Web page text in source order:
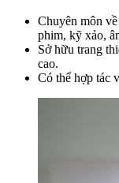
Chuyên môn
phim, kỹ xảo,
Sở hữu trang
cao.
Có thể hợp tác